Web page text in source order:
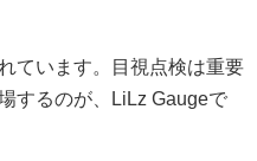
ています。目視点検は重要
するのが、LiLz Gaugeで